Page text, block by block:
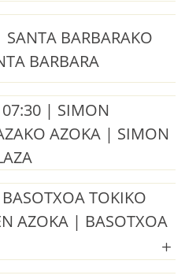
SANTA BARBARAKO
BARBARA
07:30 | SIMON
AZOKA | SIMON
TOKIKO
AZOKA | BASOTXOA